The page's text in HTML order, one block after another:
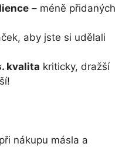
– méně přidaných
aby jste si udělali
kvalita kriticky, dražší
nákupu másla a